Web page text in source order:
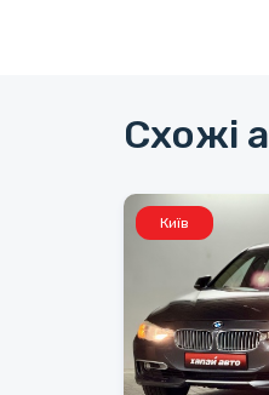
Схожі
Київ